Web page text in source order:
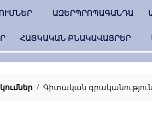
ԱԶԵՐՊՐՈՊԱԳԱՆԴԱ
ՀԱՅԿԱԿԱՆ ԲՆԱԿԱՎԱՅՐԵՐ
Գիտական գրականություն